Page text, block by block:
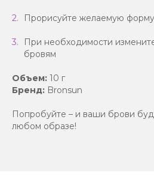
Прорисуйте желаемую
При необходимости
бровям
Объем: 10 г
Бренд: Bronsun
Попробуйте – и ваши брови
любом образе!